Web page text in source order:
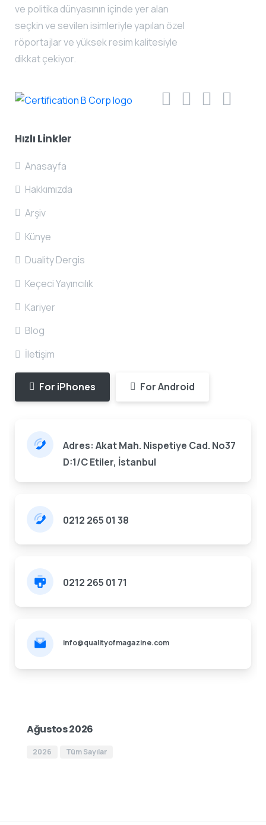
ve politika dünyasının içinde yer alan
seçkin ve sevilen isimleriyle yapılan özel
röportajlar ve yüksek resim kalitesiyle
dikkat çekiyor.
Hızlı Linkler
Anasayfa
Hakkımızda
Arşiv
Künye
Duality Dergis
Keçeci Yayıncılık
Kariyer
Blog
İletişim
For iPhones For Android
Adres: Akat Mah. Nispetiye Cad. No37
D:1/C Etiler, İstanbul
0212 265 01 38
0212 265 01 71
info@qualityofmagazine.com
Ağustos 2026
2026 Tüm Sayılar